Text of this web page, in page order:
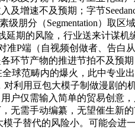
增速不及预期；字节
朋分（Segmentation）取
期的风险，行业送来计谋
准P端（自视频创做者、告
节产物的推进节拍不及预
球范畴内的爆火，此中专业
利用豆包大模子制做漫剧
户仅需输入简单的贸易创意
无需手动编纂，无望催生新
子替代的风险小。可能会